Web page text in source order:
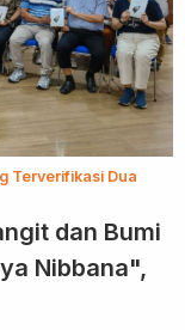
Terverifikasi Dua
dan Bumi
Nibbana",